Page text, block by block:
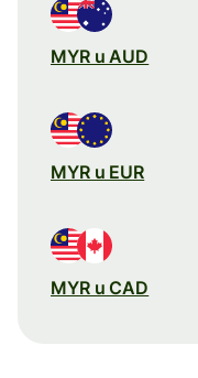
MYR u AUD
MYR u EUR
MYR u CAD